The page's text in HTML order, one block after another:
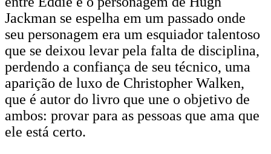
Jackman se espelha em um passado onde
seu personagem era um esquiador talentoso
que se deixou levar pela falta de disciplina,
perdendo a confiança de seu técnico, uma
aparição de luxo de Christopher Walken,
que é autor do livro que une o objetivo de
ambos: provar para as pessoas que ama que
ele está certo.